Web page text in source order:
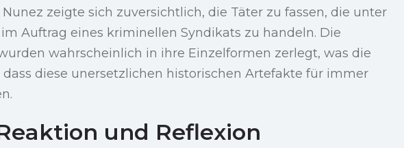
zeigte sich zuversichtlich, die Täter zu fassen, die unter
Auftrag eines kriminellen Syndikats zu handeln. Die
wahrscheinlich in ihre Einzelformen zerlegt, was die
diese unersetzlichen historischen Artefakte für immer
und Reflexion